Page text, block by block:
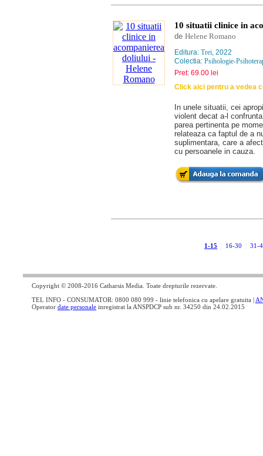
10 situatii clinice in
de Helene Romano
Editura: Trei, 2022
Colectia: Psihologie-
Pret: 69.00 lei
Click aici pentru a vedea
In unele situatii, cei
violent decat a‑l
parea pertinenta pe
relateaza ca faptul de a
suplimentara, care a
cu persoanele in cauza.
1-15 16-30 31-
Copyright © 2008-2016 Catharsis Media. Toate drepturile rezervate.
TEL INFO - CONSUMATOR: 0800 080 999 - linie telefonica cu apelare gratuita |
Operator date personale inregistrat la ANSPDCP sub nr. 34250 din 24.02.2015